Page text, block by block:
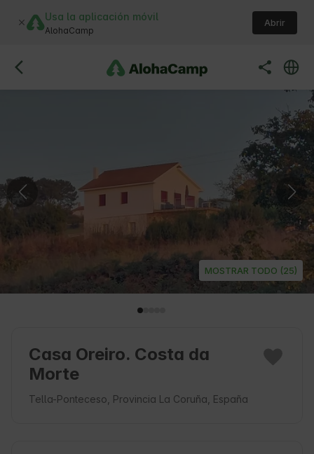
Usa la aplicación móvil
AlohaCamp
Abrir
MOSTRAR TODO (25)
Casa Oreiro. Costa da
Morte
Tella-Ponteceso, Provincia La Coruña, España